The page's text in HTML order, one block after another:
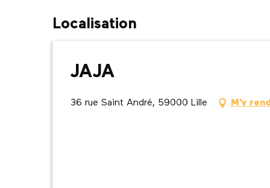
Localisation
JAJA
36 rue Saint André, 59000 Lille M'y